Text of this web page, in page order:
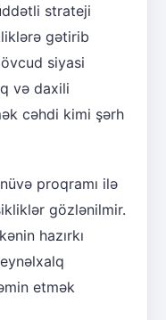
strateji
gətirib
siyasi
və daxili
cəhdi kimi şərh
proqramı ilə
gözlənilmir.
hazırkı
etmək